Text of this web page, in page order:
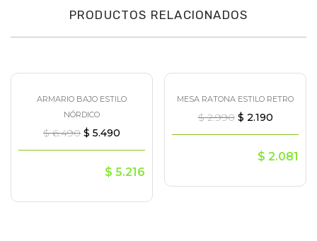
PRODUCTOS RELACIONADOS
¡Oferta!
ARMARIO BAJO ESTILO
NÓRDICO
$6.490 $ 5.490
$ 5.216
¡Oferta!
MESA RATONA ESTILO RETRO
$2.990 $ 2.190
$ 2.081